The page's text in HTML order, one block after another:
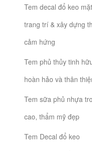
Tem decal đổ keo
trang trí & xây dựng
cảm hứng
Tem phủ thủy tinh
hoàn hảo và thân
Tem sữa phủ nhựa
cao, thẩm mỹ đẹp
Tem Decal đổ keo